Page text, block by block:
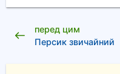
перед цим
Персик звичайний